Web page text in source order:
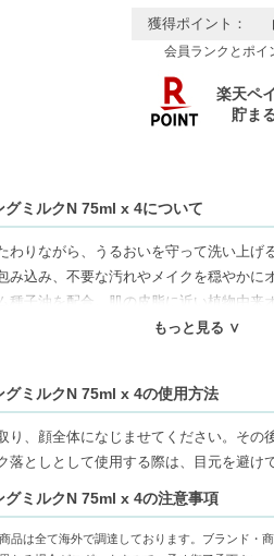
獲得ポイント：
会員ランクとポイ
ミルクN 75ml x 4について
わりながら、うるおいを守って洗い上
み込み、不要な汚れやメイクを穏やかに
種子油を配合。肌の皮脂に近い植物由
現します。毎日のクレンジングタイムを
成分不使用。シンプルで肌負担に配慮し
ンドオイルとプラム種子油で乾燥を防ぎ
もっと見る ∨
ミルクN 75ml x 4の使用方法
り、顔全体になじませてください。その
としとして使用する際は、目元を避け
ミルクN 75ml x 4の注意事項
品は全て海外で調達しております。ブランド・